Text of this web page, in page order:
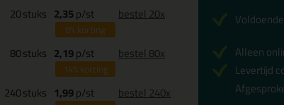
20stuks 2,35p/st
8%korting
bestel 20x
80stuks 2,19p/st
14%korting
bestel 80x
240stuks 1,99p/st bestel 240x
Alleen
Levertijd